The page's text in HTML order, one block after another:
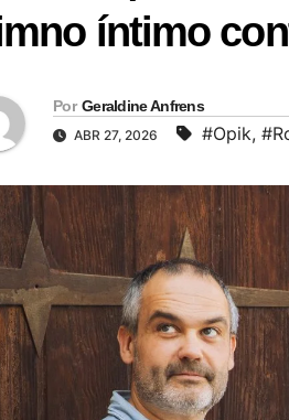
íntimo
Por Geraldine Anfrens
ABR 27, 2026 #Opik,